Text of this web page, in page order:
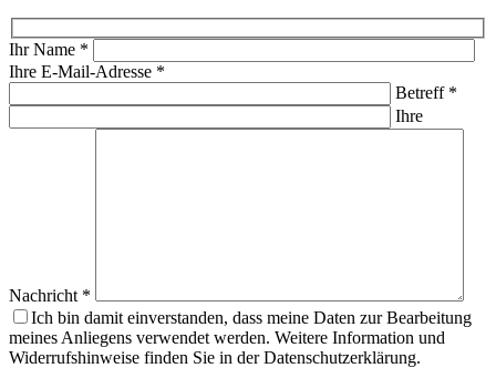
Bitte lasse dieses Feld leer.
Ihr Name *
Ihre E-Mail-Adresse *
Betreff *
Ihre
Nachricht *
Ich bin damit einverstanden, dass meine Daten zur Bearbeitung
meines Anliegens verwendet werden. Weitere Information und
Widerrufshinweise finden Sie in der Datenschutzerklärung.